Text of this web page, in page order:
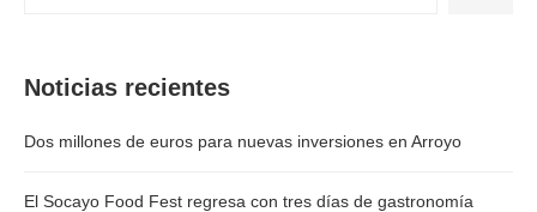
Noticias recientes
Dos millones de euros para nuevas inversiones en Arroyo
El Socayo Food Fest regresa con tres días de gastronomía